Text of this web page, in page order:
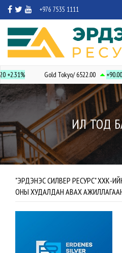
+976 7535 1111
+2.31% Gold Tokyo/ 6522.00 +90.00
ИЛ ТОД
"ЭРДЭНЭС СИЛВЕР РЕСУРС" ХХК-
ОНЫ ХУДАЛДАН АВАХ АЖИЛЛАГААНЫ